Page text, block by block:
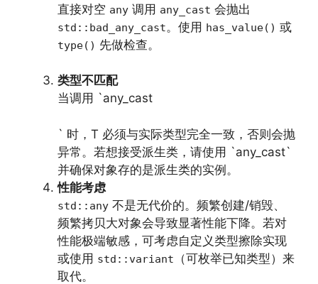
直接对空 any 调用 any_cast 会抛出
std::bad_any_cast。使用 has_value() 或
type() 先做检查。
类型不匹配
当调用 `any_cast
` 时，T 必须与实际类型完全一致，否则会抛
异常。若想接受派生类，请使用 `any_cast`
并确保对象存的是派生类的实例。
性能考虑
std::any 不是无代价的。频繁创建/销毁、
频繁拷贝大对象会导致显著性能下降。若对
性能极端敏感，可考虑自定义类型擦除实现
或使用 std::variant
（可枚举已知类型）来
取代。